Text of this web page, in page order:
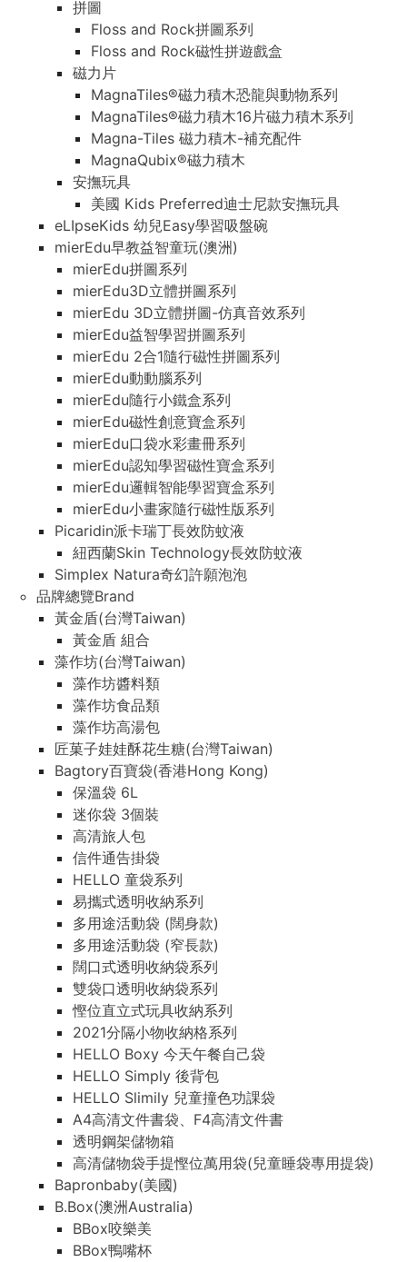
拼圖
Floss and Rock拼圖系列
Floss and Rock磁性拼遊戲盒
磁力片
MagnaTiles®磁力積木恐龍與動物系列
MagnaTiles®磁力積木16片磁力積木系列
Magna-Tiles 磁力積木-補充配件
MagnaQubix®磁力積木
安撫玩具
美國 Kids Preferred迪士尼款安撫玩具
eLIpseKids 幼兒Easy學習吸盤碗
mierEdu早教益智童玩(澳洲)
mierEdu拼圖系列
mierEdu3D立體拼圖系列
mierEdu 3D立體拼圖-仿真音效系列
mierEdu益智學習拼圖系列
mierEdu 2合1隨行磁性拼圖系列
mierEdu動動腦系列
mierEdu隨行小鐵盒系列
mierEdu磁性創意寶盒系列
mierEdu口袋水彩畫冊系列
mierEdu認知學習磁性寶盒系列
mierEdu邏輯智能學習寶盒系列
mierEdu小畫家隨行磁性版系列
Picaridin派卡瑞丁長效防蚊液
紐西蘭Skin Technology長效防蚊液
Simplex Natura奇幻許願泡泡
品牌總覽Brand
黃金盾(台灣Taiwan)
黃金盾 組合
藻作坊(台灣Taiwan)
藻作坊醬料類
藻作坊食品類
藻作坊高湯包
匠菓子娃娃酥花生糖(台灣Taiwan)
Bagtory百寶袋(香港Hong Kong)
保溫袋 6L
迷你袋 3個裝
高清旅人包
信件通告掛袋
HELLO 童袋系列
易攜式透明收納系列
多用途活動袋 (闊身款)
多用途活動袋 (窄長款)
闊口式透明收納袋系列
雙袋口透明收納袋系列
慳位直立式玩具收納系列
2021分隔小物收納格系列
HELLO Boxy 今天午餐自己袋
HELLO Simply 後背包
HELLO Slimily 兒童撞色功課袋
A4高清文件書袋、F4高清文件書
透明鋼架儲物箱
高清儲物袋手提慳位萬用袋(兒童睡袋專用提袋)
Bapronbaby(美國)
B.Box(澳洲Australia)
BBox咬樂美
BBox鴨嘴杯